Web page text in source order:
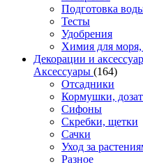
Подготовка
Тесты
Удобрения
Химия для моря,
Декорации и
Аксессуары (164)
Отсадники
Кормушки,
Сифоны
Скребки, щетки
Сачки
Уход за
Разное